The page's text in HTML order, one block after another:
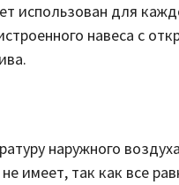
использован для
навеса с
наружного
имеет, так как все